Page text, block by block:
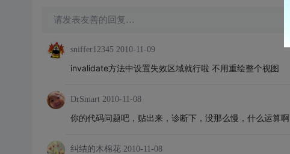
请发表友善的回复…
sniffer12345 2010-11-09
invalidate方法中设置失效区域就行啦 不用重绘整个视图
DrSmart 2010-11-08
你的代码问题吧，贴出来，诊断下，没那么慢，什么运算啊
纠结的木棉花 2010-11-08